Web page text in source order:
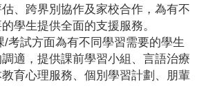
、跨界別協作及家校合作，為有不
學生提供全面的支援服務。
/考試方面為有不同學習需要的學生
適，提供課前學習小組、言語治療
育心理服務、個別學習計劃、朋輩